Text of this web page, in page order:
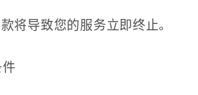
将导致您的服务立即终止。